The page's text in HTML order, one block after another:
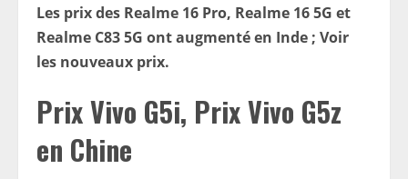
Les prix des Realme 16 Pro, Realme 16 5G et
Realme C83 5G ont augmenté en Inde ; Voir
les nouveaux prix.
Prix ​​Vivo G5i, Prix Vivo G5z
en Chine